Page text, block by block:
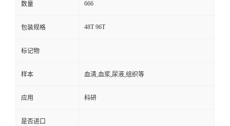
数量 666
包装规格 48T 96T
标记物
样本 血清,血浆,尿液,组织等
应用 科研
是否进口